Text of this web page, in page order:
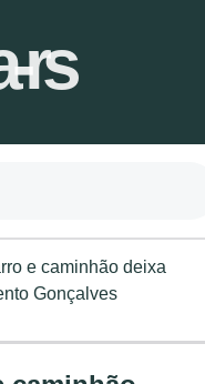
rs
e caminhão deixa
Gonçalves